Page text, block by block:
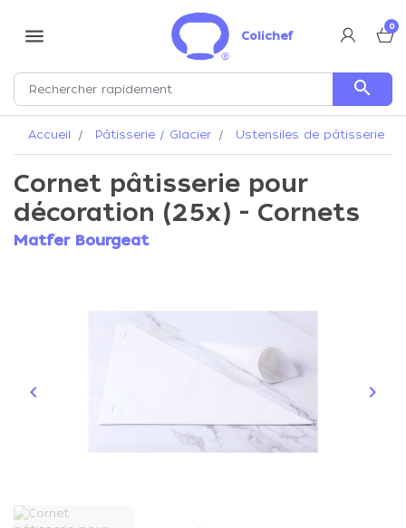
menu Colichef
0
search
Accueil Pâtisserie / Glacier Ustensiles de pâtisserie
Cornet pâtisserie pour
décoration (25x) - Cornets
Matfer Bourgeat
Précédent
keyboard_arrow_left keyboard_arrow_right